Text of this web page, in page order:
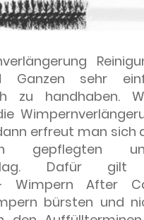
Ganzen sehr
zu handhaben.
erfreut man sich
gepflegten
Dafür gilt
Wimpern After
bürsten und